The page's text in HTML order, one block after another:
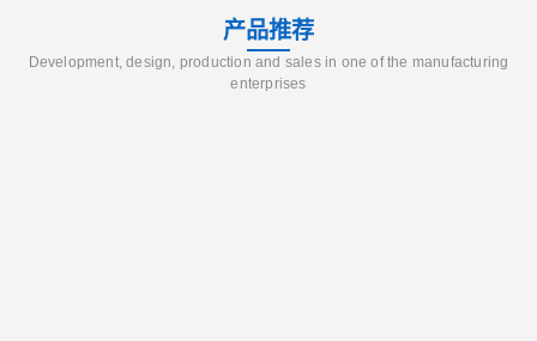
产品推荐
Development, design, production and sales in one of the manufacturing
enterprises